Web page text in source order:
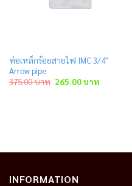
ท่อเหล็กร้อยสายไฟ IMC 3/4″
Arrow pipe
375.00บาท Original
price
265.00บาทCurrent
price
INFORMATION